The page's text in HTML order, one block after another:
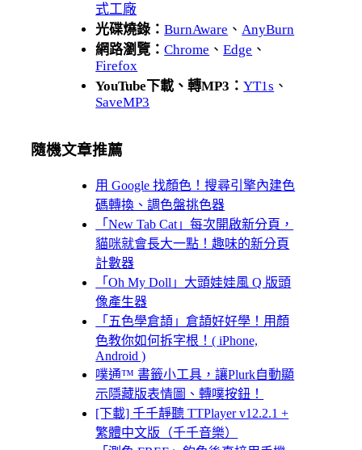
式工廠
光碟燒錄：BurnAware 、 AnyBurn
網路瀏覽：Chrome 、Edge 、
Firefox
YouTube下載、轉MP3：YT1s 、
SaveMP3
隨機文章推薦
用 Google 找顏色！搜尋引擎內建色
碼轉換、調色盤挑色器
「New Tab Cat」每次開啟新分頁，
貓咪就會長大一點！趣味的新分頁
計數器
「Oh My Doll」大頭娃娃風 Q 版頭
像產生器
「五色學倉頡」倉頡好好學！用顏
色教你如何拆字根！( iPhone,
Android )
噗通™ 書籤小工具，讓Plurk自動顯
示隱藏版表情圖、轉噗按鈕！
[下載] 千千靜聽 TTPlayer v12.2.1 +
繁體中文版（千千音樂）